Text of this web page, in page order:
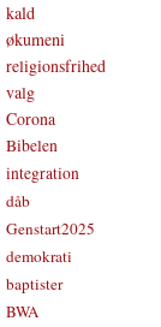
kald
økumeni
religionsfrihed
valg
Corona
Bibelen
integration
dåb
Genstart2025
demokrati
baptister
BWA